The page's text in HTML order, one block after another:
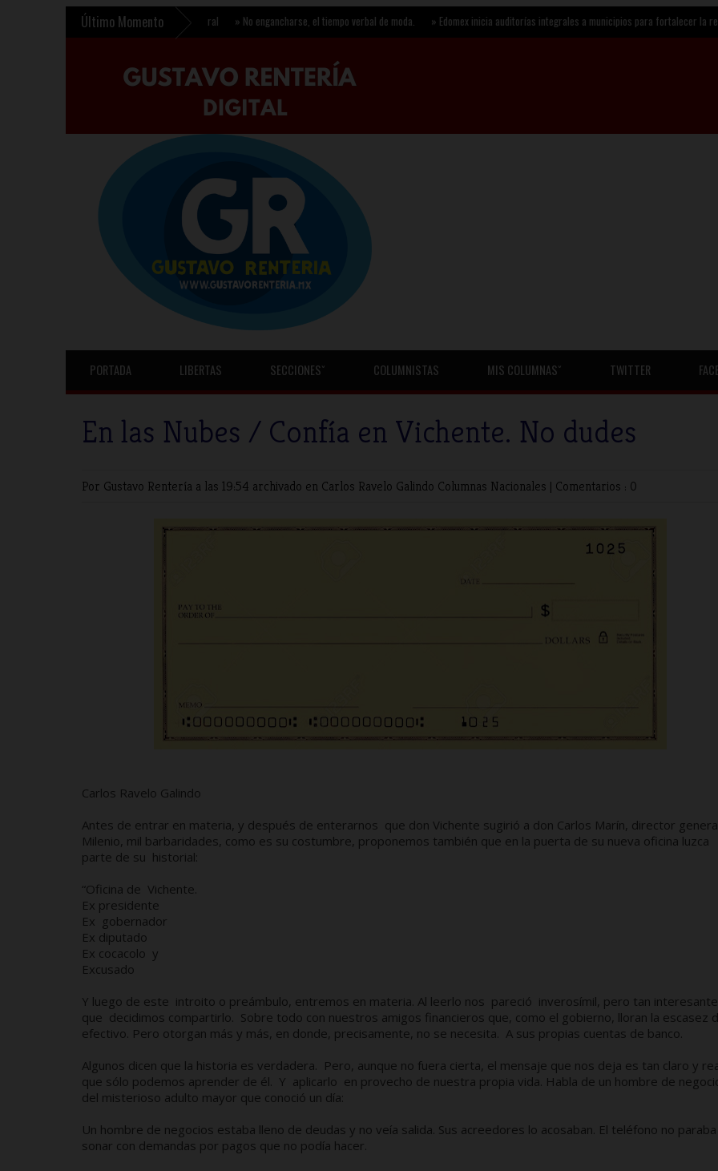
Último Momento
se fortalece con nuevo decreto federal No engancharse, el tiempo verbal de moda. » Edomex inicia auditorías integrales a municipios para fortalecer la rendición de
PORTADA LIBERTAS SECCIONESˇ COLUMNISTAS MIS COLUMNASˇ TWITTER
En las Nubes / Confía en Vichente. No dudes
Por Gustavo Rentería a las 19:54 archivado en Carlos Ravelo Galindo Columnas Nacionales | Comentarios : 0
Carlos Ravelo Galindo
Antes de entrar en materia, y después de enterarnos que don Vichente sugirió a don Carlos Marín, director
Milenio, mil barbaridades, como es su costumbre, proponemos también que en la puerta de su nueva oficina luzca
parte de su historial:
“Oficina de Vichente.
Ex presidente
Ex gobernador
Ex diputado
Ex cocacolo y
Excusado
Y luego de este introito o preámbulo, entremos en materia. Al leerlo nos pareció inverosímil, pero tan interesante
que decidimos compartirlo. Sobre todo con nuestros amigos financieros que, como el gobierno, lloran la escasez
efectivo. Pero otorgan más y más, en donde, precisamente, no se necesita. A sus propias cuentas de banco.
Algunos dicen que la historia es verdadera. Pero, aunque no fuera cierta, el mensaje que nos deja es tan claro y
que sólo podemos aprender de él. Y aplicarlo en provecho de nuestra propia vida. Habla de un hombre de
del misterioso adulto mayor que conoció un día:
Un hombre de negocios estaba lleno de deudas y no veía salida. Sus acreedores lo acosaban. El teléfono no
sonar con demandas por pagos que no podía hacer.